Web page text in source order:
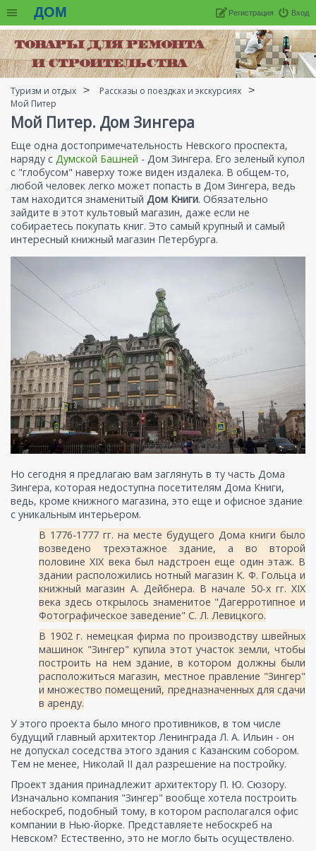
ДОМ Вход
Регистрация
Туризм и отдых
Рассказы о поездках и экскурсиях
Мой Питер
Мой Питер. Дом Зингера
Еще одна достопримечательность Невского проспекта,
наряду с Думской Башней - Дом Зингера. Его зеленый купол
с "глобусом" наверху тоже виден издалека. В общем-то,
любой человек легко может попасть в Дом Зингера, ведь
там находится знаменитый Дом Книги. Обязательно
зайдите в этот культовый магазин, даже если не
собираетесь покупать книг. Это самый крупный и самый
интересный книжный магазин Петербурга.
Но сегодня я предлагаю вам заглянуть в ту часть Дома
Зингера, которая недоступна посетителям Дома Книги,
ведь, кроме книжного магазина, это еще и офисное здание
с уникальным интерьером.
В 1776-1777 гг. на месте будущего Дома книги было
возведено трехэтажное здание, а во второй
половине XIX века был надстроен еще один этаж. В
здании расположились нотный магазин К. Ф. Гольца и
книжный магазин А. Дейбнера. В начале 50-х гг. XIX
века здесь открылось знаменитое "Дагерротипное и
Фотографическое заведение" С. Л. Левицкого.
В 1902 г. немецкая фирма по производству швейных
машинок "Зингер" купила этот участок земли, чтобы
построить на нем здание, в котором должны были
расположиться магазин, местное правление "Зингер"
и множество помещений, предназначенных для сдачи
в аренду.
У этого проекта было много противников, в том числе
будущий главный архитектор Ленинграда Л. А. Ильин - он
не допускал соседства этого здания с Казанским собором.
Тем не менее, Николай II дал разрешение на постройку.
Проект здания принадлежит архитектору П. Ю. Сюзору.
Изначально компания "Зингер" вообще хотела построить
небоскреб, подобный тому, в котором располагался офис
компании в Нью-йорке. Представляете небоскреб на
Невском? Естественно, это не могло быть осуществлено.